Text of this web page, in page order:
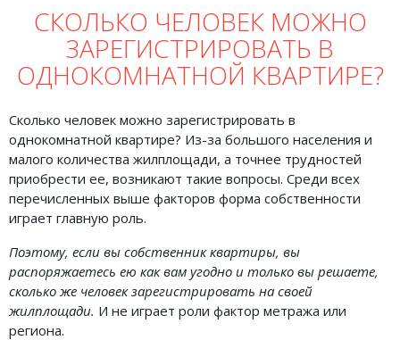
СКОЛЬКО ЧЕЛОВЕК МОЖНО
ЗАРЕГИСТРИРОВАТЬ В
ОДНОКОМНАТНОЙ КВАРТИРЕ?
Сколько человек можно зарегистрировать в
однокомнатной квартире? Из-за большого населения и
малого количества жилплощади, а точнее трудностей
приобрести ее, возникают такие вопросы. Среди всех
перечисленных выше факторов форма собственности
играет главную роль.
Поэтому, если вы собственник квартиры, вы
распоряжаетесь ею как вам угодно и только вы решаете,
сколько же человек зарегистрировать на своей
жилплощади. И не играет роли фактор метража или
региона.